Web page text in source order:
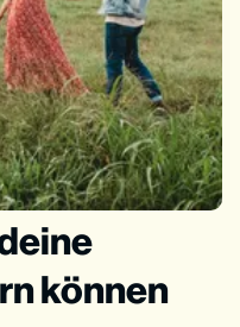
können